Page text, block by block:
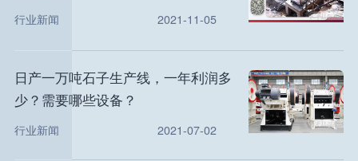
行业新闻 2021-11-05
日产一万吨石子生产线，一年利润多
少？需要哪些设备？
行业新闻 2021-07-02